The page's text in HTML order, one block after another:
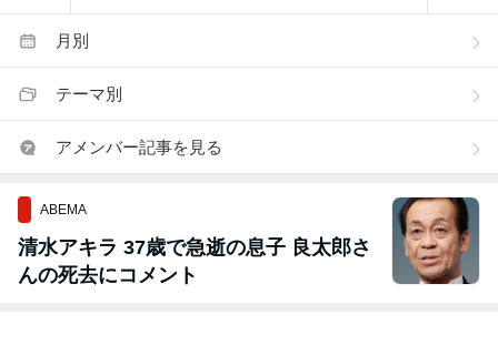
月別
テーマ別
アメンバー記事を見る
ABEMA
清水アキラ 37歳で急逝の息子 良太郎さ
んの死去にコメント